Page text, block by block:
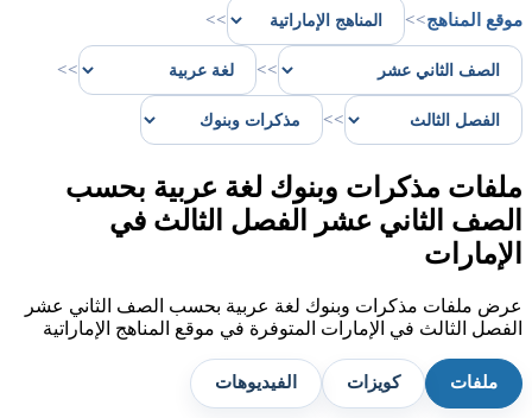
موقع المناهج>>
>>
>>
>>
>>
ملفات مذكرات وبنوك لغة عربية بحسب
الصف الثاني عشر الفصل الثالث في
الإمارات
عرض ملفات مذكرات وبنوك لغة عربية بحسب الصف الثاني عشر
الفصل الثالث في الإمارات المتوفرة في موقع المناهج الإماراتية
ملفات كويزات الفيديوهات